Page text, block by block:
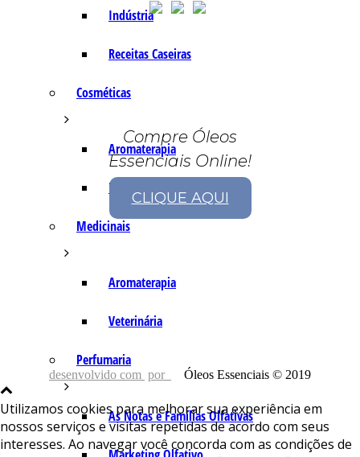
Indústria
Receitas Caseiras
Cosméticas
Aromaterapia
Fórmulas Caseiras
Medicinais
Aromaterapia
Veterinária
Perfumaria
As Notas e Famílias Olfativas
Compre Óleos
Essenciais Online!
CLIQUE AQUI
desenvolvido com por Óleos Essenciais © 2019
Utilizamos cookies para melhorar sua experiência em
nossos serviços e visitas repetidas de acordo com seus
interesses. Ao navegar você concorda com as condições de